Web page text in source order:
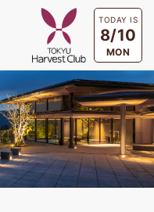
TODAY IS
8/10
MON